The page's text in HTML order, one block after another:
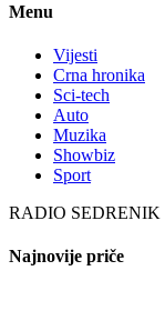
Menu
Vijesti
Crna hronika
Sci-tech
Auto
Muzika
Showbiz
Sport
RADIO SEDRENIK
Najnovije priče